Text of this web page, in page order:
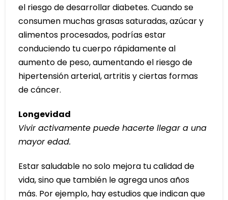
el riesgo de desarrollar diabetes. Cuando se
consumen muchas grasas saturadas, azúcar y
alimentos procesados, podrías estar
conduciendo tu cuerpo rápidamente al
aumento de peso, aumentando el riesgo de
hipertensión arterial, artritis y ciertas formas
de cáncer.
Longevidad
Vivir activamente puede hacerte llegar a una
mayor edad.
Estar saludable no solo mejora tu calidad de
vida, sino que también le agrega unos años
más. Por ejemplo, hay estudios que indican que